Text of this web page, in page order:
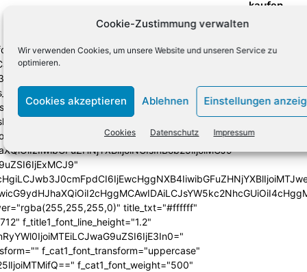
Cookie-Zustimmung verwalten
Wir verwenden Cookies, um unsere Website und unseren Service zu
optimieren.
Cookies akzeptieren Ablehnen Einstellungen
Cookies Datenschutz Impressum
kaufen
columns="33.33333333%"
show_author2="none" show_date2="none"
show_excerpt1="none"
show_author1="none"
title_txt="#ffffff"
f_title1_font_line_height="1.2"
f_cat1_font_transform="uppercase"
f_cat1_font_weight="500"